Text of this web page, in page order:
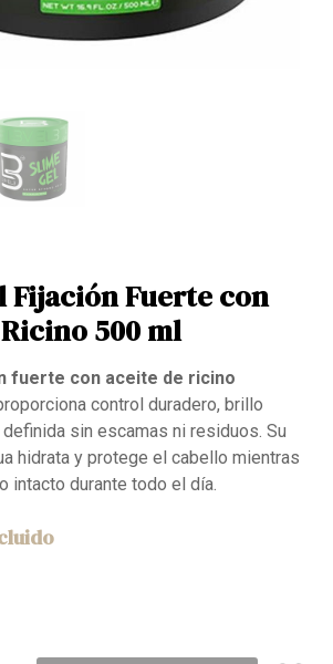
Fijación Fuerte con
500 ml
fuerte con aceite de ricino
control duradero, brillo
sin escamas ni residuos. Su
hidrata y protege el cabello mientras
intacto durante todo el día.